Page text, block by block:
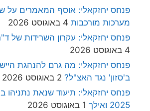
פנחס יחזקאלי: אוסף המאמרים על
מערכות מורכבות 4 באוגוסט 2026
פנחס יחזקאלי: עקרון השרידות של
4 באוגוסט 2026
פנחס יחזקאלי: מה גרם להנהגת
ב'סזון' נגד האצ"ל? 2 באוגוסט 2026
פנחס יחזקאלי: תיעוד שנאת נתניהו
2025 ואילך
1 באוגוסט 2026